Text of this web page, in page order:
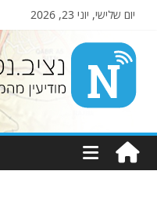
יום שלישי, יוני 23, 2026
Nziv.net
מודיעין
מהמקורות